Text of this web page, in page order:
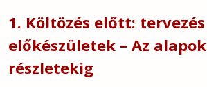
1. Költözés előtt: tervezés
előkészületek – Az
részletekig